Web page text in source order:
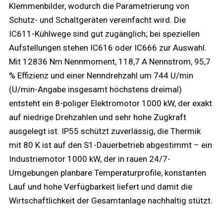
Klemmenbilder, wodurch die Parametrierung von
Schutz- und Schaltgeräten vereinfacht wird. Die
IC611-Kühlwege sind gut zugänglich; bei speziellen
Aufstellungen stehen IC616 oder IC666 zur Auswahl.
Mit 12836 Nm Nennmoment, 118,7 A Nennstrom, 95,7
% Effizienz und einer Nenndrehzahl um 744 U/min
(U/min-Angabe insgesamt höchstens dreimal)
entsteht ein 8-poliger Elektromotor 1000 kW, der exakt
auf niedrige Drehzahlen und sehr hohe Zugkraft
ausgelegt ist. IP55 schützt zuverlässig, die Thermik
mit 80 K ist auf den S1-Dauerbetrieb abgestimmt – ein
Industriemotor 1000 kW, der in rauen 24/7-
Umgebungen planbare Temperaturprofile, konstanten
Lauf und hohe Verfügbarkeit liefert und damit die
Wirtschaftlichkeit der Gesamtanlage nachhaltig stützt.